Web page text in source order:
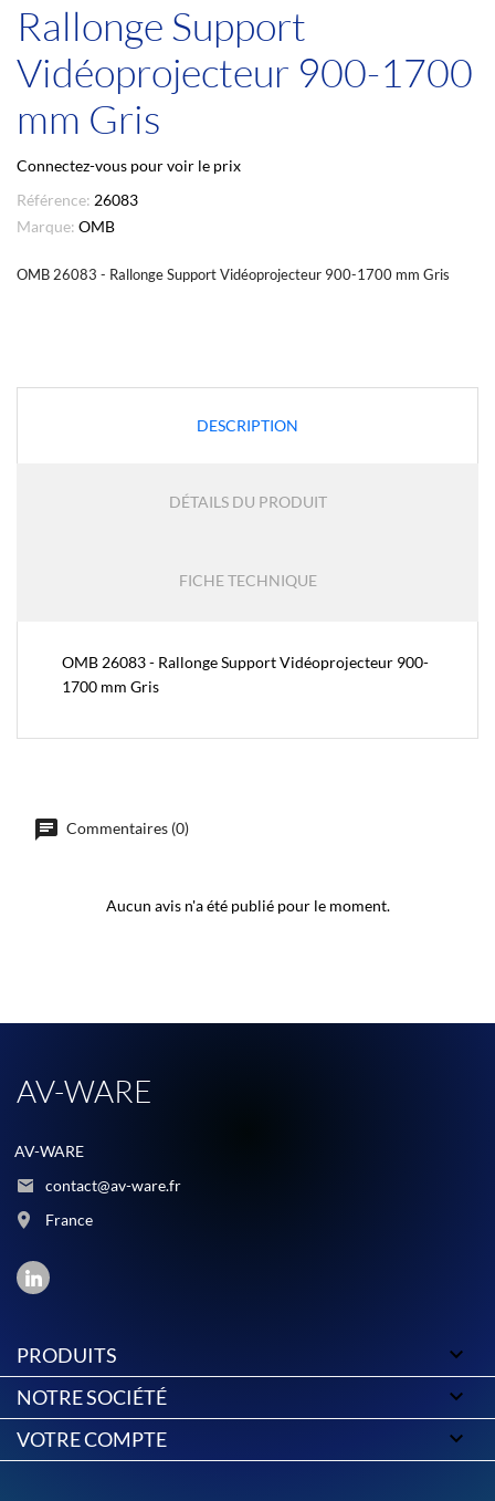
Rallonge Support
Vidéoprojecteur 900-1700
mm Gris
Connectez-vous pour voir le prix
Référence: 26083
Marque: OMB
OMB 26083 - Rallonge Support Vidéoprojecteur 900-1700 mm Gris
DESCRIPTION
DÉTAILS DU PRODUIT
FICHE TECHNIQUE
OMB 26083 - Rallonge Support Vidéoprojecteur 900-
1700 mm Gris
Commentaires (0)
Aucun avis n'a été publié pour le moment.
AV-WARE
AV-WARE
contact@av-ware.fr
France
PRODUITS 
NOTRE SOCIÉTÉ 
VOTRE COMPTE 